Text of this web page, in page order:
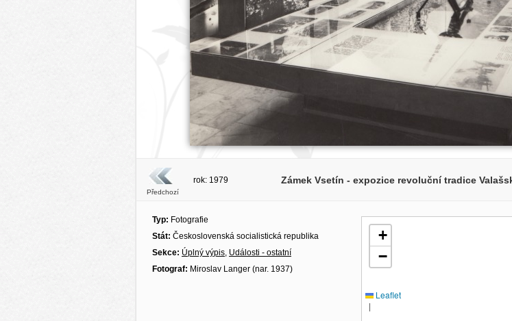
Předchozí
rok: 1979 Zámek Vsetín - expozice revoluční tradice
Typ: Fotografie
Stát: Československá socialistická republika
Sekce: Úplný výpis, Události - ostatní
Fotograf: Miroslav Langer (nar. 1937)
+
−
Leaflet
|